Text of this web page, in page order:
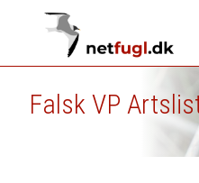
Falsk VP